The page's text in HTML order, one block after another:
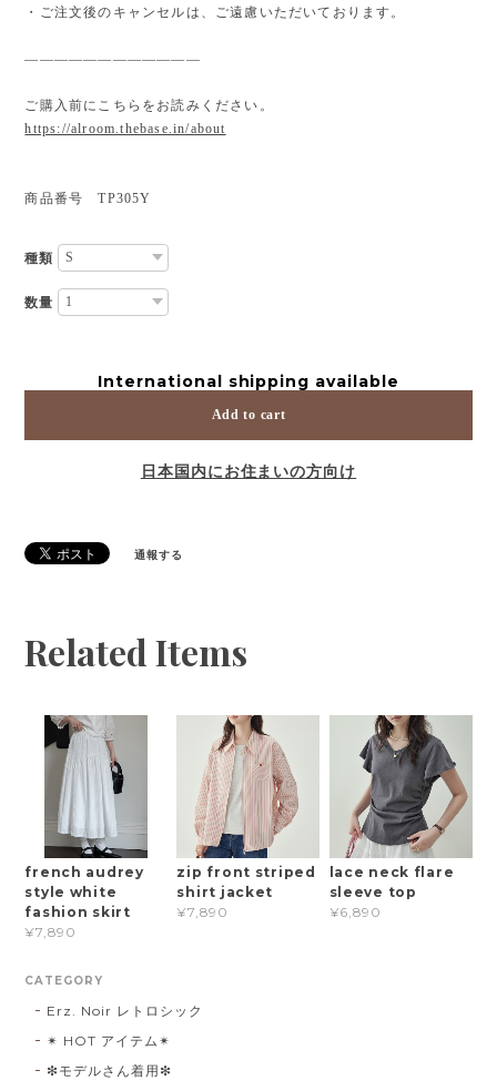
・ご注文後のキャンセルは、ご遠慮いただいております。
————————————
ご購入前にこちらをお読みください。
https://alroom.thebase.in/about
商品番号 TP305Y
種類
数量
International shipping available
Add to cart
日本国内にお住まいの方向け
通報する
Related Items
french audrey
style white
fashion skirt
¥7,890
zip front striped
shirt jacket
¥7,890
lace neck flare
sleeve top
¥6,890
CATEGORY
Erz. Noir レトロシック
✴︎ HOT アイテム✴︎
❇︎モデルさん着用❇︎